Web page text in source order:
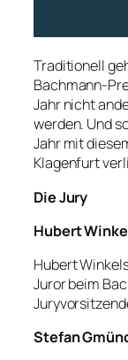
Traditionell
Bachmann-
Jahr nicht
werden. Und
Jahr mit
Klagenfurt
Die Jury
Hubert
Hubert
Juror beim
Stefan